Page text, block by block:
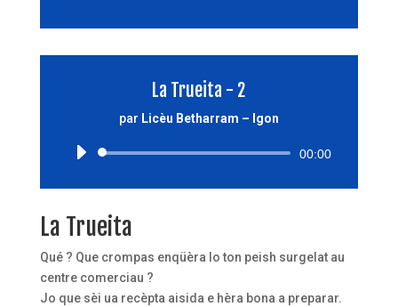
La Trueita - 2
par Licèu Betharram – Igon
Lecteur
00:00
La Trueita
Qué ? Que crompas enqüèra lo ton peish surgelat au
centre comerciau ?
Jo que sèi ua recèpta aisida e hèra bona a preparar.